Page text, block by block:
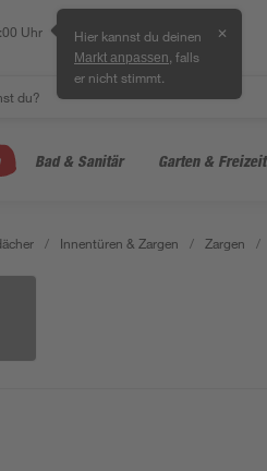
Uhr Hier kannst du deinen
Markt anpassen , falls
er nicht stimmt.
✕
Bad & Sanitär Garten & Freizeit
/ Innentüren & Zargen / Zargen /